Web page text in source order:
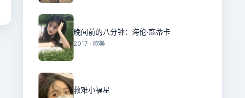
晚间前的八分钟：海伦·寇蒂卡
2017 · 欧美
救难小福星